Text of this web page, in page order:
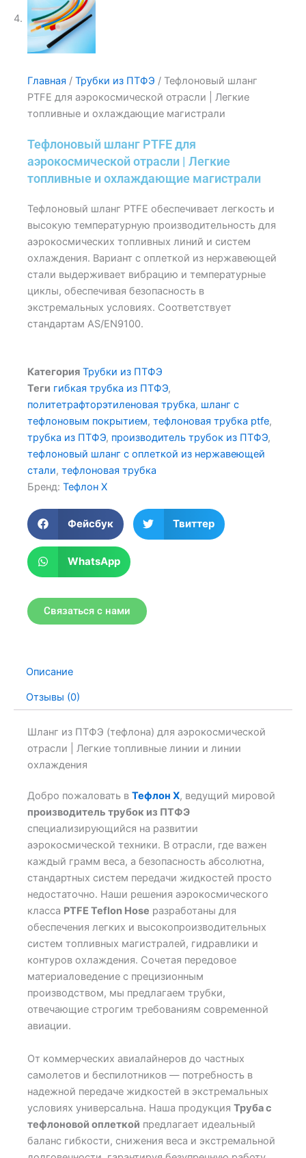
Главная / Трубки из ПТФЭ / Тефлоновый шланг
PTFE для аэрокосмической отрасли | Легкие
топливные и охлаждающие магистрали
Тефлоновый шланг PTFE для
аэрокосмической отрасли | Легкие
топливные и охлаждающие магистрали
Тефлоновый шланг PTFE обеспечивает легкость и
высокую температурную производительность для
аэрокосмических топливных линий и систем
охлаждения. Вариант с оплеткой из нержавеющей
стали выдерживает вибрацию и температурные
циклы, обеспечивая безопасность в
экстремальных условиях. Соответствует
стандартам AS/EN9100.
Категория Трубки из ПТФЭ
Теги гибкая трубка из ПТФЭ,
политетрафторэтиленовая трубка, шланг с
тефлоновым покрытием, тефлоновая трубка ptfe,
трубка из ПТФЭ, производитель трубок из ПТФЭ,
тефлоновый шланг с оплеткой из нержавеющей
стали, тефлоновая трубка
Бренд: Тефлон X
Фейсбук Твиттер
WhatsApp
Связаться с нами
Описание
Отзывы (0)
Шланг из ПТФЭ (тефлона) для аэрокосмической
отрасли | Легкие топливные линии и линии
охлаждения
Добро пожаловать в Тефлон X, ведущий мировой
производитель трубок из ПТФЭ
специализирующийся на развитии
аэрокосмической техники. В отрасли, где важен
каждый грамм веса, а безопасность абсолютна,
стандартных систем передачи жидкостей просто
недостаточно. Наши решения аэрокосмического
класса PTFE Teflon Hose разработаны для
обеспечения легких и высокопроизводительных
систем топливных магистралей, гидравлики и
контуров охлаждения. Сочетая передовое
материаловедение с прецизионным
производством, мы предлагаем трубки,
отвечающие строгим требованиям современной
авиации.
От коммерческих авиалайнеров до частных
самолетов и беспилотников — потребность в
надежной передаче жидкостей в экстремальных
условиях универсальна. Наша продукция Труба с
тефлоновой оплеткой предлагает идеальный
баланс гибкости, снижения веса и экстремальной